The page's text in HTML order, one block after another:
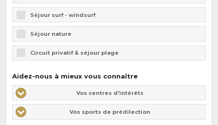
Séjour surf - windsurf
Séjour nature
Circuit privatif & séjour plage
Aidez-nous à mieux vous connaître
Vos
centres
d'intérêts
Vos centres d'intérêts
Vos
centres
d'intérêts
Vos sports de prédilection